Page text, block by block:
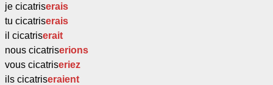
je cicatriserais
tu cicatriserais
il cicatriserait
nous cicatriserions
vous cicatriseriez
ils cicatriseraient